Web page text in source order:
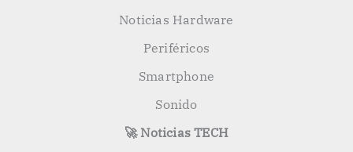
Noticias Hardware
Periféricos
Smartphone
Sonido
🚀 Noticias TECH